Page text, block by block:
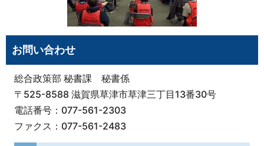
お問い合わせ
総合政策部 秘書課 秘書係
〒525-8588 滋賀県草津市草津三丁目13番30号
電話番号：077-561-2303
ファクス：077-561-2483